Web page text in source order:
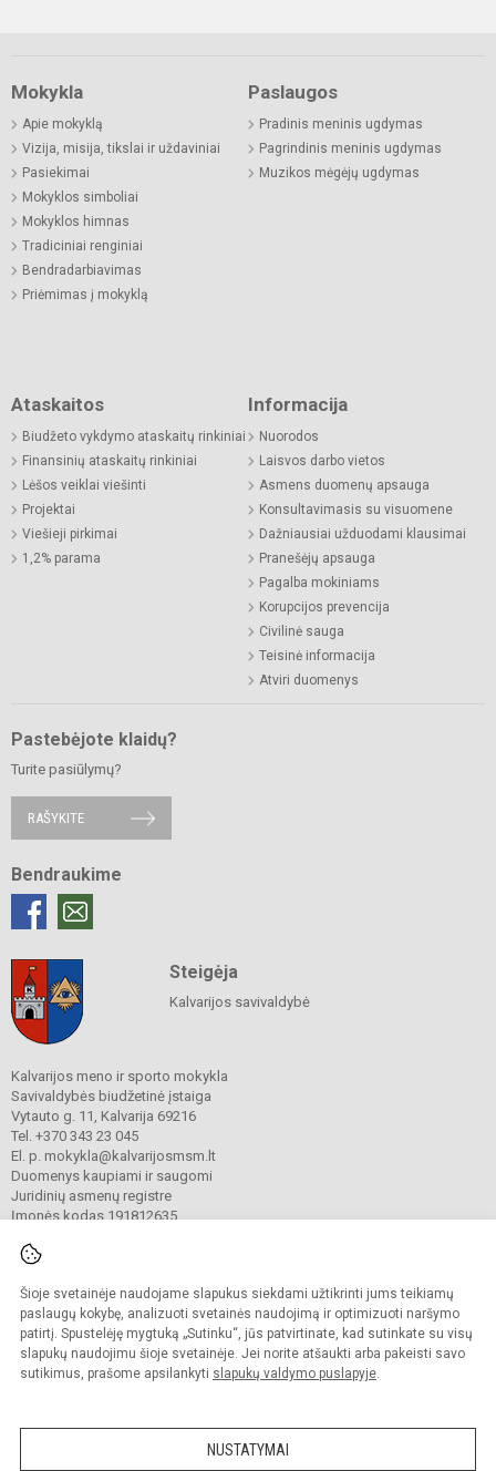
Šioje svetainėje naudojame slapukus siekdami užtikrinti jums teikiamų
paslaugų kokybę, analizuoti svetainės naudojimą ir optimizuoti naršymo
patirtį. Spustelėję mygtuką „Sutinku“, jūs patvirtinate, kad sutinkate su visų
slapukų naudojimu šioje svetainėje. Jei norite atšaukti arba pakeisti savo
sutikimus, prašome apsilankyti slapukų valdymo puslapyje.
NUSTATYMAI
Mokykla
Apie mokyklą
Vizija, misija, tikslai ir uždaviniai
Pasiekimai
Mokyklos simboliai
Mokyklos himnas
Tradiciniai renginiai
Bendradarbiavimas
Priėmimas į mokyklą
Paslaugos
Pradinis meninis ugdymas
Pagrindinis meninis ugdymas
Muzikos mėgėjų ugdymas
Ataskaitos
Biudžeto vykdymo ataskaitų rinkiniai
Finansinių ataskaitų rinkiniai
Lėšos veiklai viešinti
Projektai
Viešieji pirkimai
1,2% parama
Informacija
Nuorodos
Laisvos darbo vietos
Asmens duomenų apsauga
Konsultavimasis su visuomene
Dažniausiai užduodami klausimai
Pranešėjų apsauga
Pagalba mokiniams
Korupcijos prevencija
Civilinė sauga
Teisinė informacija
Atviri duomenys
Pastebėjote klaidų?
Turite pasiūlymų?
RAŠYKITE
Bendraukime
Steigėja
Kalvarijos savivaldybė
Kalvarijos meno ir sporto mokykla
Savivaldybės biudžetinė įstaiga
Vytauto g. 11, Kalvarija 69216
Tel. +370 343 23 045
El. p. mokykla@kalvarijosmsm.lt
Duomenys kaupiami ir saugomi
Juridinių asmenų registre
Įmonės kodas 191812635
© 2023. Kalvarijos meno ir sporto mokykla. Visos teisės saugomos.
Kopijuoti turinį be raštiško įstaigos administracijos sutikimo griežtai draudžiama.
Prieinamumo paraiška Slapukų valdymas
Sumanus būdas atnaujinti